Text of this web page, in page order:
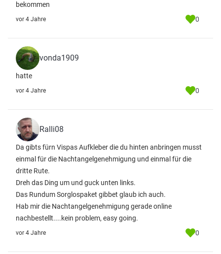
bekommen
vor 4 Jahre 0
vonda1909
hatte
vor 4 Jahre 0
Ralli08
Da gibts fürn Vispas Aufkleber die du hinten anbringen musst
einmal für die Nachtangelgenehmigung und einmal für die
dritte Rute.
Dreh das Ding um und guck unten links.
Das Rundum Sorglospaket gibbet glaub ich auch.
Hab mir die Nachtangelgenehmigung gerade online
nachbestellt....kein problem, easy going.
vor 4 Jahre 0